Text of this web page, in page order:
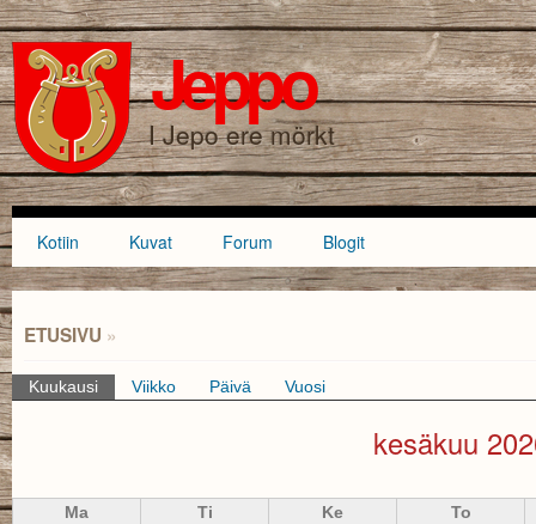
Hyppää
pääsisältöön
Skip to
navigation
Jeppo
I Jepo ere mörkt
HAKULOMAKE
Päävalikko
Kotiin Kuvat Forum Blogit
OLET TÄÄLLÄ
ETUSIVU »
Ensisijaiset välilehdet
Kuukausi (aktiivinen välilehti)
Viikko Päivä Vuosi
kesäkuu
Ma Ti Ke
To